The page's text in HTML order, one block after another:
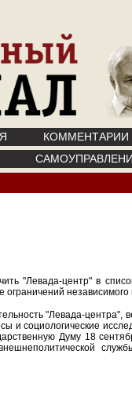
КОММЕНТАРИИ
"Левада-центр" в
независимого
"Левада-центра",
и социологические
Думу 18